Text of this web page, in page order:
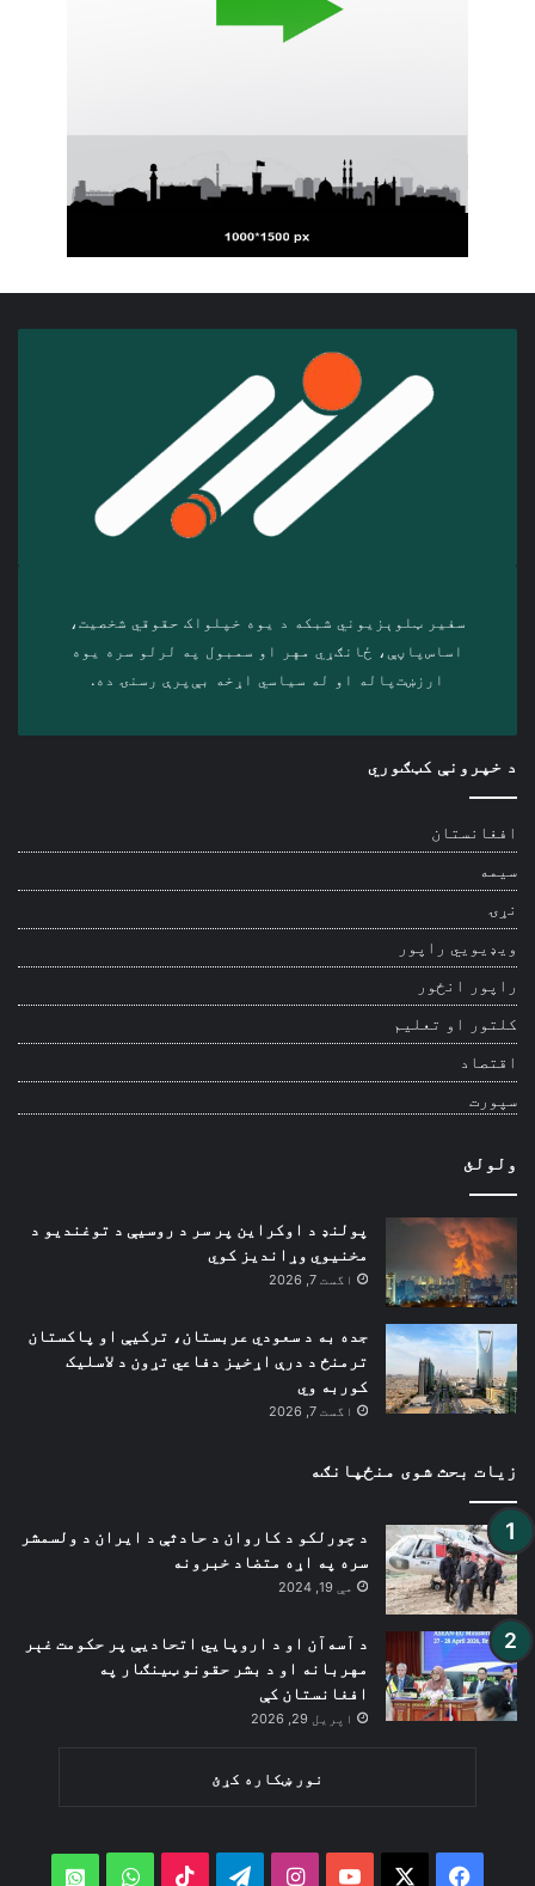
سفیر ټلوېزیوني شبکه د‎ یوه خپلواک حقوقي شخصیت،
اساس‌پاڼې، ځانګړي مهر او سمبول په لرلو سره ‎یوه
ارزښت‌پاله او ‎له سیاسي اړخه بې‌پرې رسنۍ ده.
د خپرونې کټګوري
افغانستان
سیمه
نړۍ
ویډیويي راپور
راپور انځور
کلتور او تعلیم
اقتصاد
سپورت
ولولئ
پولنډ د اوکراین پر سر د روسیې د توغندیو د
مخنیوي وړاندیز کوي
اگست 7, 2026
جده به د سعودي عربستان، ترکیې او پاکستان
ترمنځ د درې اړخیز دفاعي تړون د لاسلیک
کوربه وي
اگست 7, 2026
زیات بحث شوی منځپانګه
د چورلکو د کاروان د حادثې د ایران د ولسمشر
سره په اړه متضاد خبرونه
مې 19, 2024
د آسه‌آن او د اروپایي اتحادیې پر حکومت غېر
مهربانه او د بشر حقونو ټینګار په
افغانستان کې
اپریل 29, 2026
نور ښکاره کړئ
Facebook
YouTube
Instagram
Telegram
TikTok
WhatsApp